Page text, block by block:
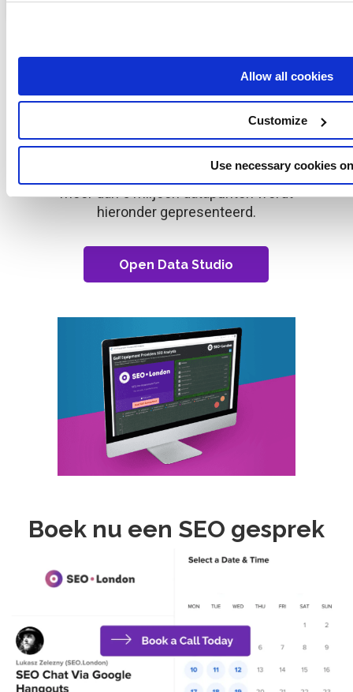
Allow all cookies
Customize
Use necessary cookies
Toegang tot Voorbeeld
SEO GAP Analyse
dan 150.000 trefwoorden. Het resultaat van
meer dan 5 miljoen datapunten wordt
hieronder gepresenteerd.
Open Data Studio
Boek nu een SEO gesprek